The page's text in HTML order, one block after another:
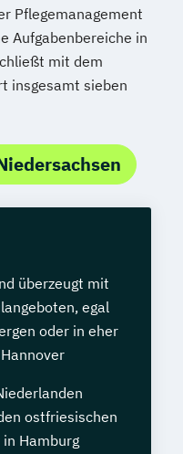
Pflegemanagement
Aufgabenbereiche in
mit dem
insgesamt sieben
überzeugt mit
egal
oder in eher
ostfriesischen
Hamburg